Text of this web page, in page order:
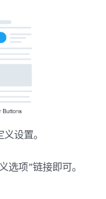
设置。
选项”链接即可。